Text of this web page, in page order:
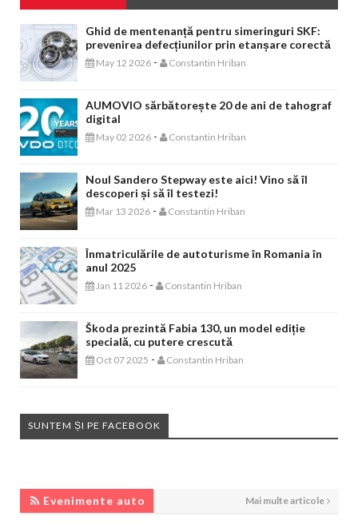
Ghid de mentenanță pentru simeringuri SKF:
prevenirea defecțiunilor prin etanșare corectă
May 12 2026 - Constantin Hriban
AUMOVIO sărbătorește 20 de ani de tahograf
digital
May 02 2026 - Constantin Hriban
Noul Sandero Stepway este aici! Vino să îl
descoperi și să îl testezi!
Mar 13 2026 - Constantin Hriban
Înmatriculările de autoturisme în Romania în
anul 2025
Jan 11 2026 - Constantin Hriban
Škoda prezintă Fabia 130, un model ediție
specială, cu putere crescută
Oct 07 2025 - Constantin Hriban
SUNTEM ȘI PE FACEBOOK
Evenimente auto Mai multe articole